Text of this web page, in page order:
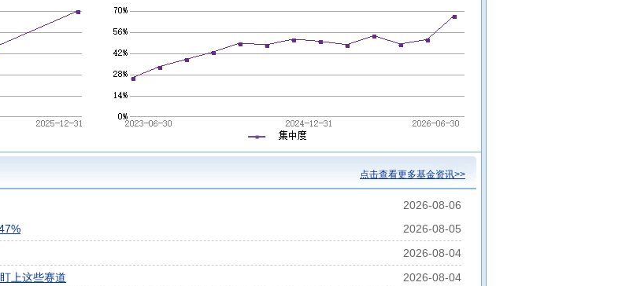
点击查看更多基金资讯>>
2026-08-06
2026-08-05
2026-08-04
上这些赛道
2026-08-04